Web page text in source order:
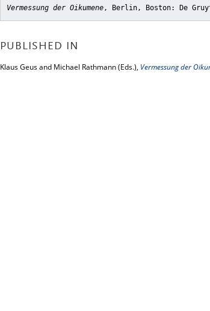
Vermessung der Oikumene, Berlin, Boston: De
PUBLISHED IN
Klaus Geus and Michael Rathmann (Eds.), Vermessung der